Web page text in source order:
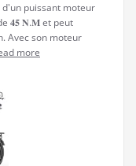
d'un puissant moteur
𝟒𝟓 𝐍.𝐌 et peut
Avec son moteur
more